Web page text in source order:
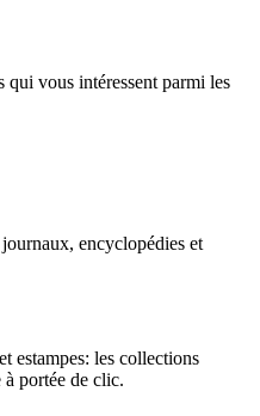
qui vous intéressent parmi les
encyclopédies et
estampes: les collections
portée de clic.